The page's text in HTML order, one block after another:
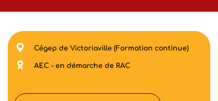
Cégep de Victoriaville (Formation continue)
AEC - en démarche de RAC